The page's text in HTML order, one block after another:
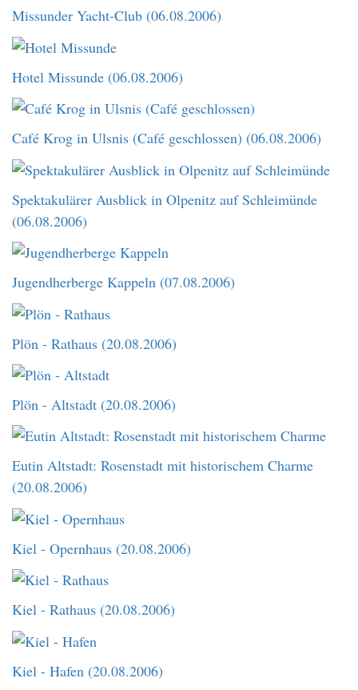
Missunder Yacht-Club (06.08.2006)
Hotel Missunde (06.08.2006)
Café Krog in Ulsnis (Café geschlossen) (06.08.2006)
Spektakulärer Ausblick in Olpenitz auf Schleimünde
(06.08.2006)
Jugendherberge Kappeln (07.08.2006)
Plön - Rathaus (20.08.2006)
Plön - Altstadt (20.08.2006)
Eutin Altstadt: Rosenstadt mit historischem Charme
(20.08.2006)
Kiel - Opernhaus (20.08.2006)
Kiel - Rathaus (20.08.2006)
Kiel - Hafen (20.08.2006)